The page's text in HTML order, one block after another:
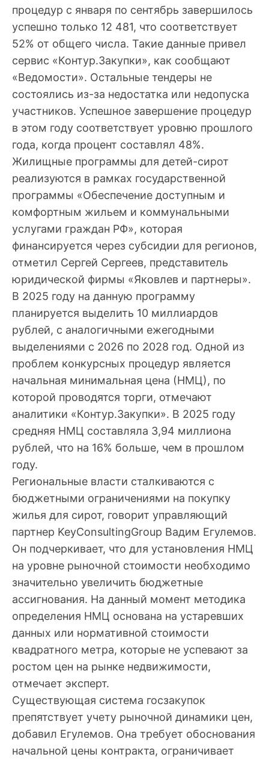
процедур с января по сентябрь завершилось
успешно только 12 481, что соответствует
52% от общего числа. Такие данные привел
сервис «Контур.Закупки», как сообщают
«Ведомости». Остальные тендеры не
состоялись из-за недостатка или недопуска
участников. Успешное завершение процедур
в этом году соответствует уровню прошлого
года, когда процент составлял 48%.
Жилищные программы для детей-сирот
реализуются в рамках государственной
программы «Обеспечение доступным и
комфортным жильем и коммунальными
услугами граждан РФ», которая
финансируется через субсидии для регионов,
отметил Сергей Сергеев, представитель
юридической фирмы «Яковлев и партнеры».
В 2025 году на данную программу
планируется выделить 10 миллиардов
рублей, с аналогичными ежегодными
выделениями с 2026 по 2028 год. Одной из
проблем конкурсных процедур является
начальная минимальная цена (НМЦ), по
которой проводятся торги, отмечают
аналитики «Контур.Закупки». В 2025 году
средняя НМЦ составляла 3,94 миллиона
рублей, что на 16% больше, чем в прошлом
году.
Региональные власти сталкиваются с
бюджетными ограничениями на покупку
жилья для сирот, говорит управляющий
партнер KeyConsultingGroup Вадим Егулемов.
Он подчеркивает, что для установления НМЦ
на уровне рыночной стоимости необходимо
значительно увеличить бюджетные
ассигнования. На данный момент методика
определения НМЦ основана на устаревших
данных или нормативной стоимости
квадратного метра, которые не успевают за
ростом цен на рынке недвижимости,
отмечает эксперт.
Существующая система госзакупок
препятствует учету рыночной динамики цен,
добавил Егулемов. Она требует обоснования
начальной цены контракта, ограничивает